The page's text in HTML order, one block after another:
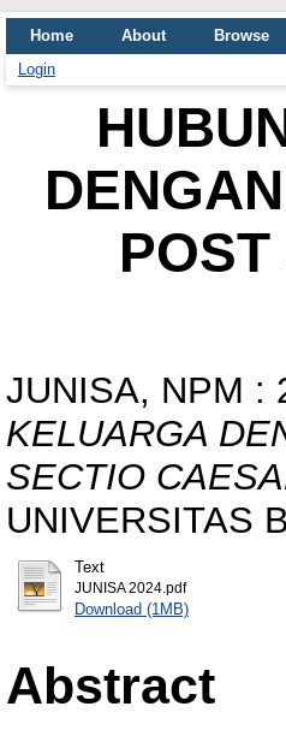
Home About
Browse
Login
JUNISA, NPM :
KELUARGA
SECTIO
UNIVERSITAS
Text
JUNISA 2024.pdf
Download (1MB)
Abstract